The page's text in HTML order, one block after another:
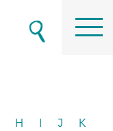
H I J
K